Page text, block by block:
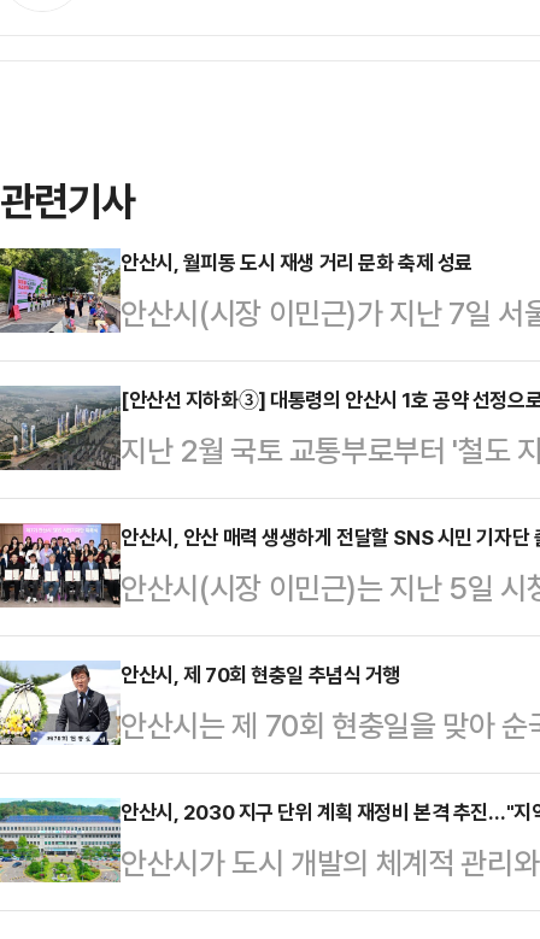
관련기사
안산시, 월피동 도시 재생 거리 문화 축제 성료
안산시(시장 이민근)가 지난 7일 서
에서 열린 '월피동 도시 재생 거리
로 마무리했다.이번 축제는 월피동
유하고, 예술 대학로를 포함한 지역
민과 지역 주민 등 100여 명이 참여
장에서는 공예 체험 부스를 비롯해
재생 성과 전시, 먹거리 코너 및 각
설치된 프리…
[안산선 지하화③] 대통령의 안산시 1호 공약 선정으
지난 2월 국토 교통부로부터 '철도
종 선정된 '안산선 지하화' 사업이
되어 향후 빠른 사업 추진이 예상된
중앙역 3개 역에 걸친 5.12km에
을 포함한 총 사업비는 약 1조 7천
원(경기도 안산시을)에 따르면 이
통령 선거에서 '4호선 지하화 선도
안산시, 안산 매력 생생하게 전달할 SNS 시민 기자단
안산시(시장 이민근)는 지난 5일
을 열고 본격적인 시민 참여형 홍
기자단은 시민의 시선에서 안산시
등을 취재해 홍보 콘텐츠로 제작하
공개 모집을 통해 선발된 블로거
다.이날 위촉식에서는 이 시장이 직
출발을 격려했다.위촉된 기자단은
을…
안산시, 제 70회 현충일 추념식 거행
안산시는 제 70회 현충일을 맞아
6일 단원구 원곡 공원 내 안산시 현
날 행사에는 이민근 안산 시장을 비
회의원, 도·시의원, 각급 기관 단체
시 정각, 사이렌에 맞춰 전 참석자
안산시, 2030 지구 단위 계획 재정비 본격 추진…"지
안산시가 도시 개발의 체계적 관리
단위 계획 재정비'에 본격 착수한